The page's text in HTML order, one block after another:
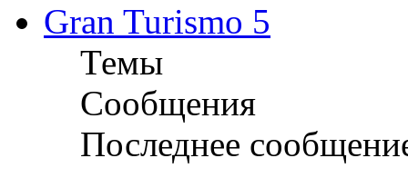
Gran Turismo 5
Темы
Сообщения
Последнее